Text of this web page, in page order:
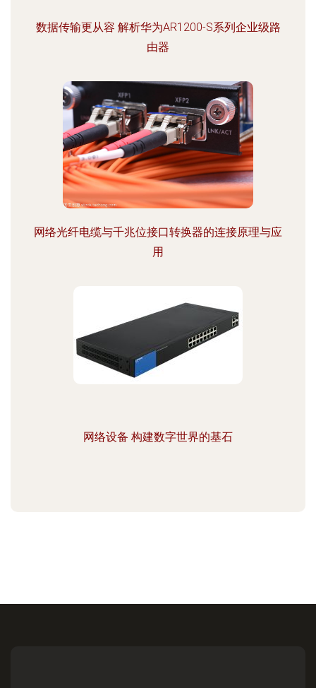
数据传输更从容 解析华为AR1200-S系列企业级路
由器
网络光纤电缆与千兆位接口转换器的连接原理与应
用
网络设备 构建数字世界的基石